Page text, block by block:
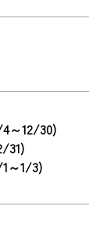
4～12/30)
31)
～1/3)